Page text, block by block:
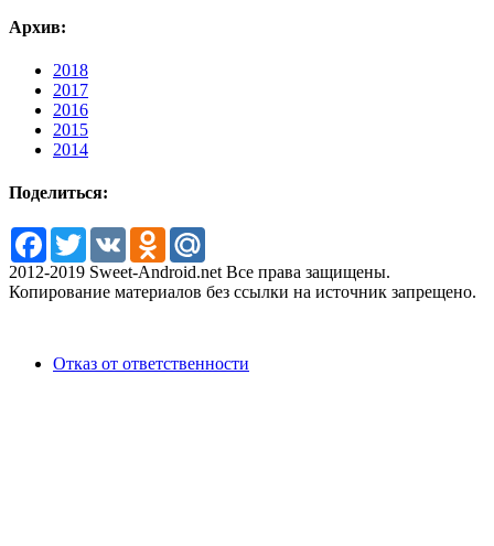
Архив:
2018
2017
2016
2015
2014
Поделиться:
Facebook
TwitterVK Odnoklassniki
2012-2019 Sweet-Android.net Все права защищены.
Копирование материалов без ссылки на источник запрещено.
Отказ от ответственности